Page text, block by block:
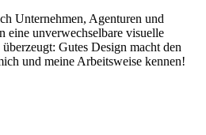
Unternehmen, Agenturen und
eine unverwechselbare visuelle
Gutes Design macht den
und meine Arbeitsweise kennen!